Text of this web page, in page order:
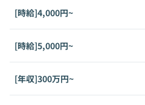
[時給]4,000円~
[時給]5,000円~
[年収]300万円~